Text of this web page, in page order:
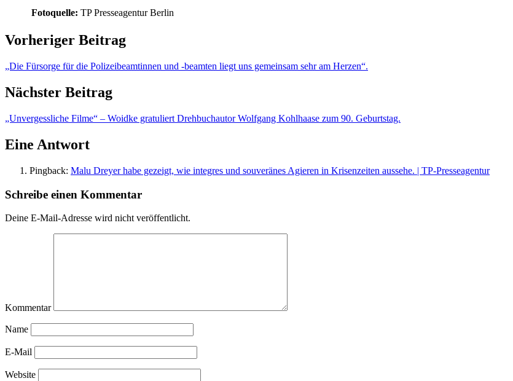
Fotoquelle: TP Presseagentur Berlin
Vorheriger Beitrag
„Die Fürsorge für die Polizeibeamtinnen und -beamten liegt uns gemeinsam sehr am Herzen“.
Nächster Beitrag
„Unvergessliche Filme“ – Woidke gratuliert Drehbuchautor Wolfgang Kohlhaase zum 90. Geburtstag.
Eine Antwort
Pingback: Malu Dreyer habe gezeigt, wie integres und souveränes Agieren in Krisenzeiten aussehe. | TP-Presseagentur
Schreibe einen Kommentar
Deine E-Mail-Adresse wird nicht veröffentlicht.
Kommentar
Name
E-Mail
Website